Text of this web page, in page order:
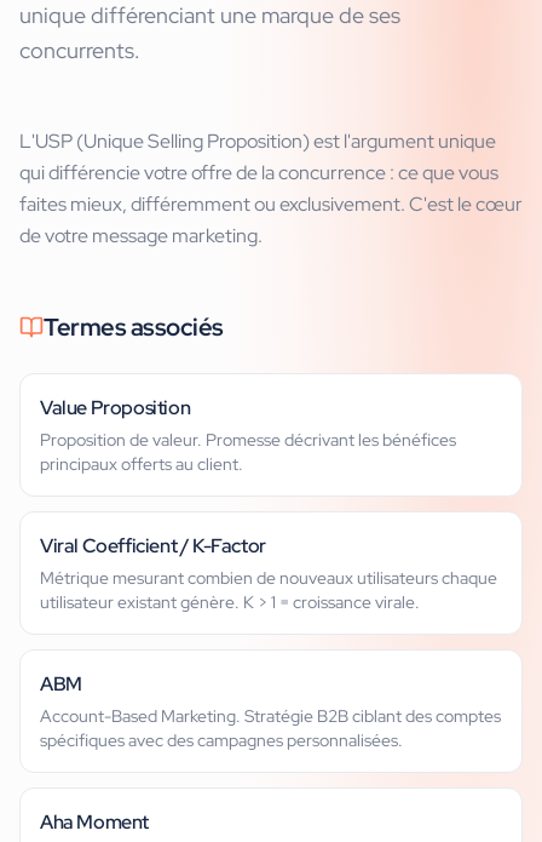
unique différenciant une marque de ses
concurrents.
L'USP (Unique Selling Proposition) est l'argument unique
qui différencie votre offre de la concurrence : ce que vous
faites mieux, différemment ou exclusivement. C'est le cœur
de votre message marketing.
Termes associés
Value Proposition
Proposition de valeur. Promesse décrivant les bénéfices
principaux offerts au client.
Viral Coefficient / K-Factor
Métrique mesurant combien de nouveaux utilisateurs chaque
utilisateur existant génère. K > 1 = croissance virale.
ABM
Account-Based Marketing. Stratégie B2B ciblant des comptes
spécifiques avec des campagnes personnalisées.
Aha Moment